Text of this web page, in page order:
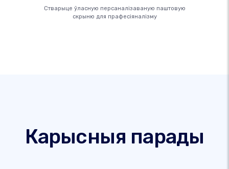
Стварыце ўласную персаналізаваную паштовую
скрыню для прафесіяналізму
Карысныя парады